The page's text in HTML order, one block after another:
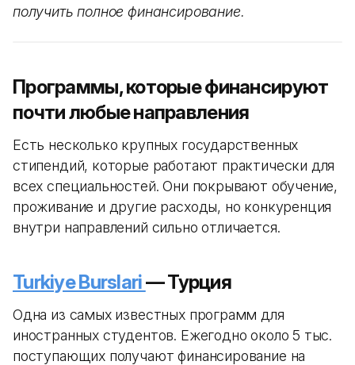
получить полное финансирование.
Программы, которые финансируют
почти любые направления
Есть несколько крупных государственных
стипендий, которые работают практически для
всех специальностей. Они покрывают обучение,
проживание и другие расходы, но конкуренция
внутри направлений сильно отличается.
Turkiye Burslari— Турция
Одна из самых известных программ для
иностранных студентов. Ежегодно около 5 тыс.
поступающих получают финансирование на